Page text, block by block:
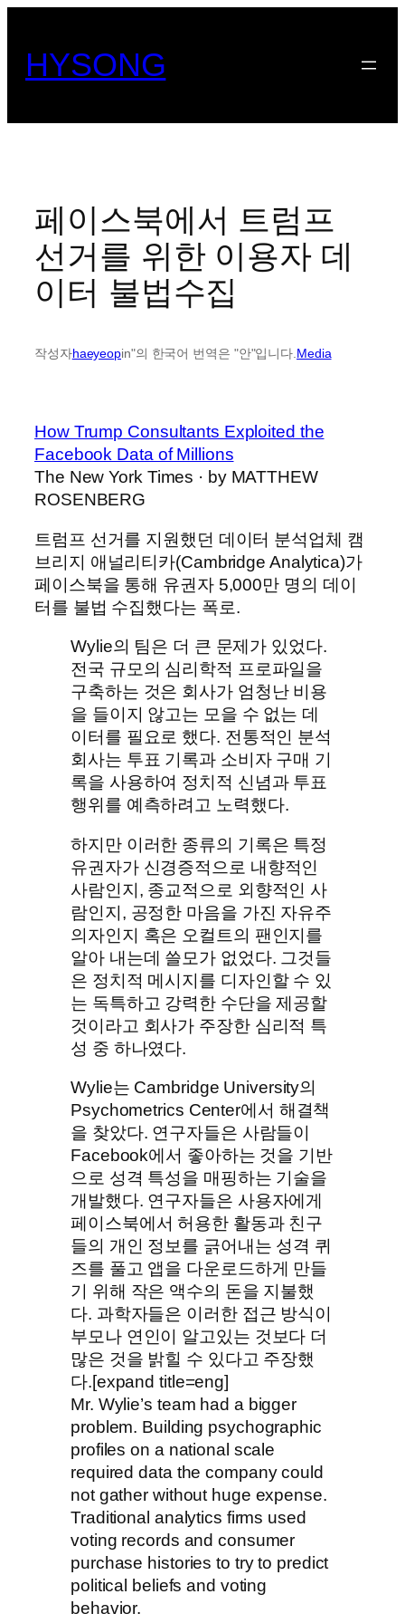
HYSONG
페이스북에서 트럼프
선거를 위한 이용자 데
이터 불법수집
작성자haeyeopin"의 한국어 번역은 "안"입니다.Media
How Trump Consultants Exploited the
Facebook Data of Millions
The New York Times · by MATTHEW
ROSENBERG
트럼프 선거를 지원했던 데이터 분석업체 캠
브리지 애널리티카(Cambridge Analytica)가
페이스북을 통해 유권자 5,000만 명의 데이
터를 불법 수집했다는 폭로.
Wylie의 팀은 더 큰 문제가 있었다.
전국 규모의 심리학적 프로파일을
구축하는 것은 회사가 엄청난 비용
을 들이지 않고는 모을 수 없는 데
이터를 필요로 했다. 전통적인 분석
회사는 투표 기록과 소비자 구매 기
록을 사용하여 정치적 신념과 투표
행위를 예측하려고 노력했다.
하지만 이러한 종류의 기록은 특정
유권자가 신경증적으로 내향적인
사람인지, 종교적으로 외향적인 사
람인지, 공정한 마음을 가진 자유주
의자인지 혹은 오컬트의 팬인지를
알아 내는데 쓸모가 없었다. 그것들
은 정치적 메시지를 디자인할 수 있
는 독특하고 강력한 수단을 제공할
것이라고 회사가 주장한 심리적 특
성 중 하나였다.
Wylie는 Cambridge University의
Psychometrics Center에서 해결책
을 찾았다. 연구자들은 사람들이
Facebook에서 좋아하는 것을 기반
으로 성격 특성을 매핑하는 기술을
개발했다. 연구자들은 사용자에게
페이스북에서 허용한 활동과 친구
들의 개인 정보를 긁어내는 성격 퀴
즈를 풀고 앱을 다운로드하게 만들
기 위해 작은 액수의 돈을 지불했
다. 과학자들은 이러한 접근 방식이
부모나 연인이 알고있는 것보다 더
많은 것을 밝힐 수 있다고 주장했
다.[expand title=eng]
Mr. Wylie’s team had a bigger
problem. Building psychographic
profiles on a national scale
required data the company could
not gather without huge expense.
Traditional analytics firms used
voting records and consumer
purchase histories to try to predict
political beliefs and voting
behavior.